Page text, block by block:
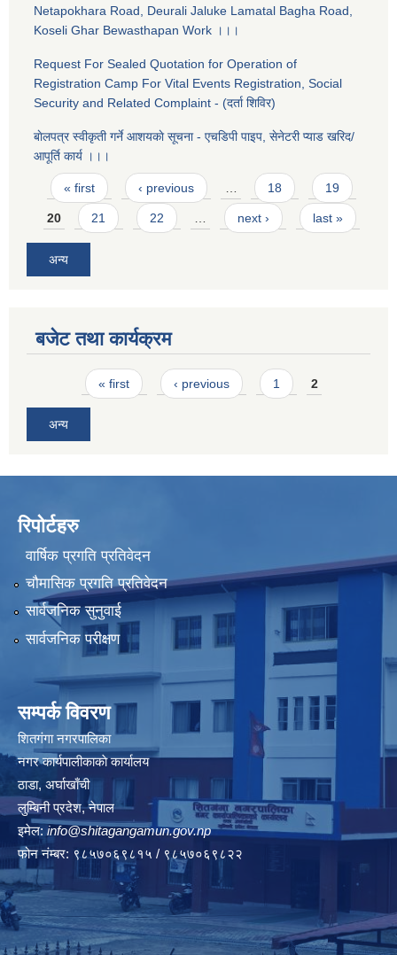
Netapokhara Road, Deurali Jaluke Lamatal Bagha Road,
Koseli Ghar Bewasthapan Work ।।।
Request For Sealed Quotation for Operation of
Registration Camp For Vital Events Registration, Social
Security and Related Complaint - (दर्ता शिविर)
बाेलपत्र स्वीकृती गर्ने आशयकाे सूचना - एचडिपी पाइप, सेनेटरी प्याड खरिद/
आपूर्ति कार्य ।।।
Pages
« first ‹ previous … 18 19
20 21 22 … next › last »
अन्य
बजेट तथा कार्यक्रम
Pages« first ‹ previous 1 2
अन्य
रिपोर्टहरु
वार्षिक प्रगति प्रतिवेदन
चौमासिक प्रगति प्रतिवेदन
सार्वजनिक सुनुवाई
सार्वजनिक परीक्षण
सम्पर्क विवरण
शितगंगा नगरपालिका
नगर कार्यपालीकाकाे कार्यालय
ठाडा, अर्घाखाँची
लुम्बिनी प्रदेश, नेपाल
इमेल: info@shitagangamun.gov.np
फोन नंम्बर: ९८५७०६९८१५ / ९८५७०६९८२२